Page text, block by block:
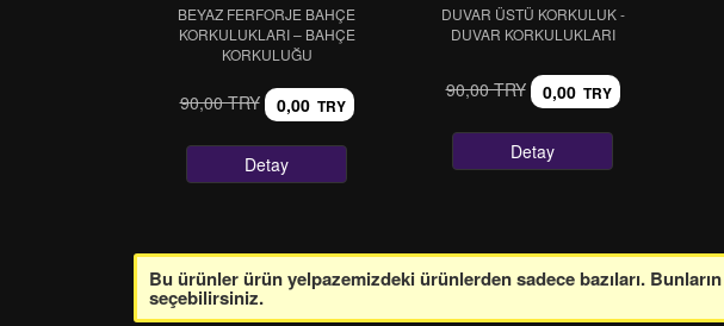
BEYAZ FERFORJE BAHÇE
KORKULUKLARI – BAHÇE
KORKULUĞU
90,00 TRY 0,00 TRY
Detay
DUVAR ÜSTÜ KORKULUK -
DUVAR KORKULUKLARI
90,00 TRY 0,00 TRY
Detay
Bu ürünler ürün yelpazemizdeki ürünlerden sadece bazıları.
seçebilirsiniz.